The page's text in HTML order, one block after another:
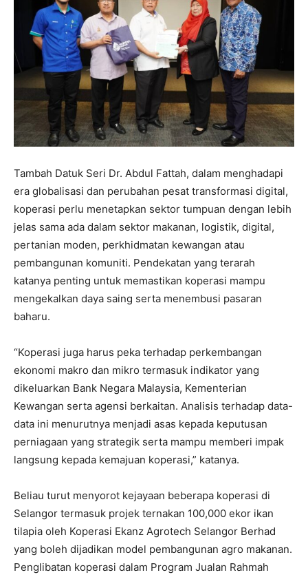
Tambah Datuk Seri Dr. Abdul Fattah, dalam menghadapi
era globalisasi dan perubahan pesat transformasi digital,
koperasi perlu menetapkan sektor tumpuan dengan lebih
jelas sama ada dalam sektor makanan, logistik, digital,
pertanian moden, perkhidmatan kewangan atau
pembangunan komuniti. Pendekatan yang terarah
katanya penting untuk memastikan koperasi mampu
mengekalkan daya saing serta menembusi pasaran
baharu.
“Koperasi juga harus peka terhadap perkembangan
ekonomi makro dan mikro termasuk indikator yang
dikeluarkan Bank Negara Malaysia, Kementerian
Kewangan serta agensi berkaitan. Analisis terhadap data-
data ini menurutnya menjadi asas kepada keputusan
perniagaan yang strategik serta mampu memberi impak
langsung kepada kemajuan koperasi,” katanya.
Beliau turut menyorot kejayaan beberapa koperasi di
Selangor termasuk projek ternakan 100,000 ekor ikan
tilapia oleh Koperasi Ekanz Agrotech Selangor Berhad
yang boleh dijadikan model pembangunan agro makanan.
Penglibatan koperasi dalam Program Jualan Rahmah